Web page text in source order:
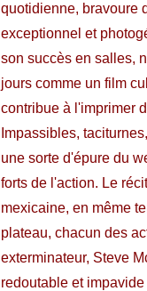
quotidienne, bravoure
exceptionnel et
son succès en salles,
jours comme un film
contribue à l'imprimer
Impassibles,
une sorte d'épure du
forts de l'action. Le
mexicaine, en même
plateau, chacun des
exterminateur, Steve
redoutable et